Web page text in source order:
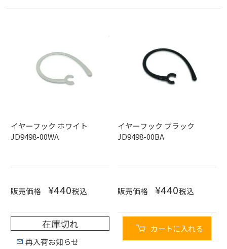
イヤーフック ホワイト
JD9498-00WA
販売価格 ¥440税込
在庫切れ
再入荷お知らせ
イヤーフック ブラック
JD9498-00BA
販売価格 ¥440税込
カートに入れる